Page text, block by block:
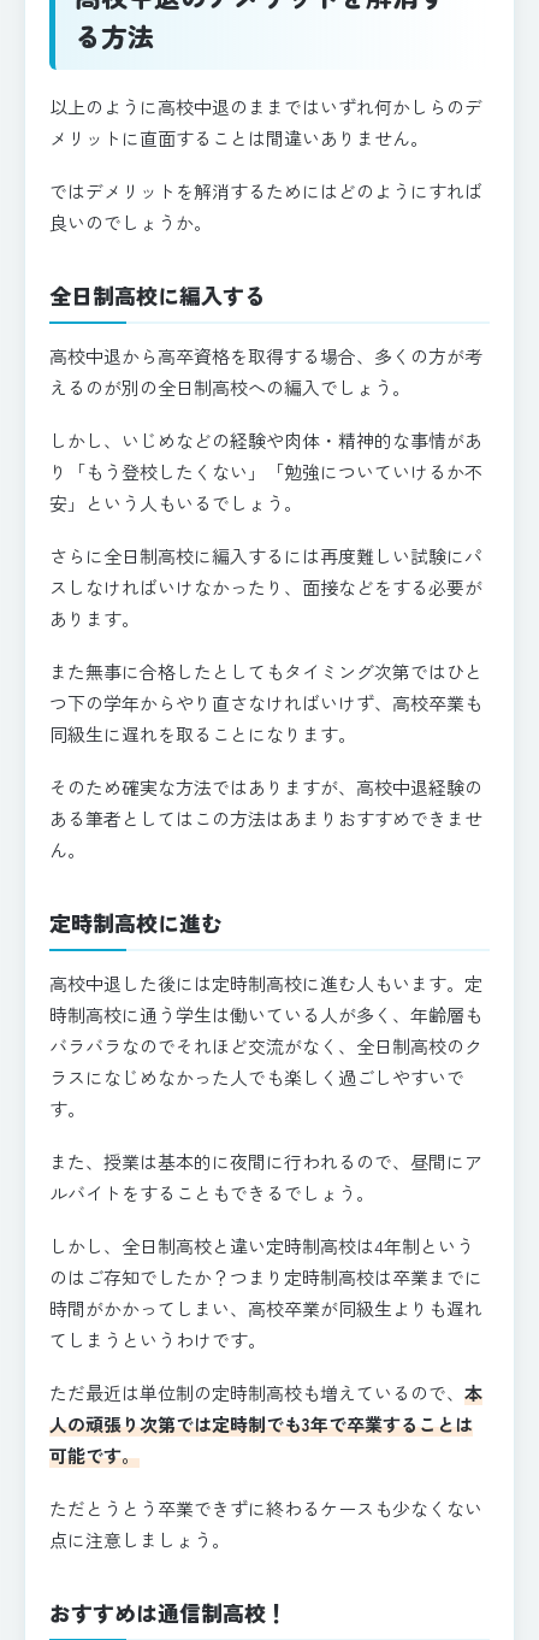
る方法
以上のように高校中退のままではいずれ何かしらのデ
メリットに直面することは間違いありません。
ではデメリットを解消するためにはどのようにすれば
良いのでしょうか。
全日制高校に編入する
高校中退から高卒資格を取得する場合、多くの方が考
えるのが別の全日制高校への編入でしょう。
しかし、いじめなどの経験や肉体・精神的な事情があ
り「もう登校したくない」「勉強についていけるか不
安」という人もいるでしょう。
さらに全日制高校に編入するには再度難しい試験にパ
スしなければいけなかったり、面接などをする必要が
あります。
また無事に合格したとしてもタイミング次第ではひと
つ下の学年からやり直さなければいけず、高校卒業も
同級生に遅れを取ることになります。
そのため確実な方法ではありますが、高校中退経験の
ある筆者としてはこの方法はあまりおすすめできませ
ん。
定時制高校に進む
高校中退した後には定時制高校に進む人もいます。定
時制高校に通う学生は働いている人が多く、年齢層も
バラバラなのでそれほど交流がなく、全日制高校のク
ラスになじめなかった人でも楽しく過ごしやすいで
す。
また、授業は基本的に夜間に行われるので、昼間にア
ルバイトをすることもできるでしょう。
しかし、全日制高校と違い定時制高校は4年制という
のはご存知でしたか？つまり定時制高校は卒業までに
時間がかかってしまい、高校卒業が同級生よりも遅れ
てしまうというわけです。
ただ最近は単位制の定時制高校も増えているので、 本
人の頑張り次第では定時制でも3年で卒業することは
可能です。
ただとうとう卒業できずに終わるケースも少なくない
点に注意しましょう。
おすすめは通信制高校！